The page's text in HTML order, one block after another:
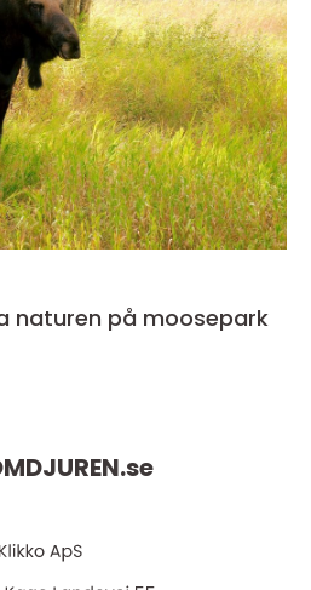
naturen på moosepark
se